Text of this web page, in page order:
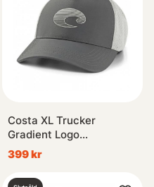
Costa XL Trucker
Gradient Logo
Performance Hat Gray
399 kr